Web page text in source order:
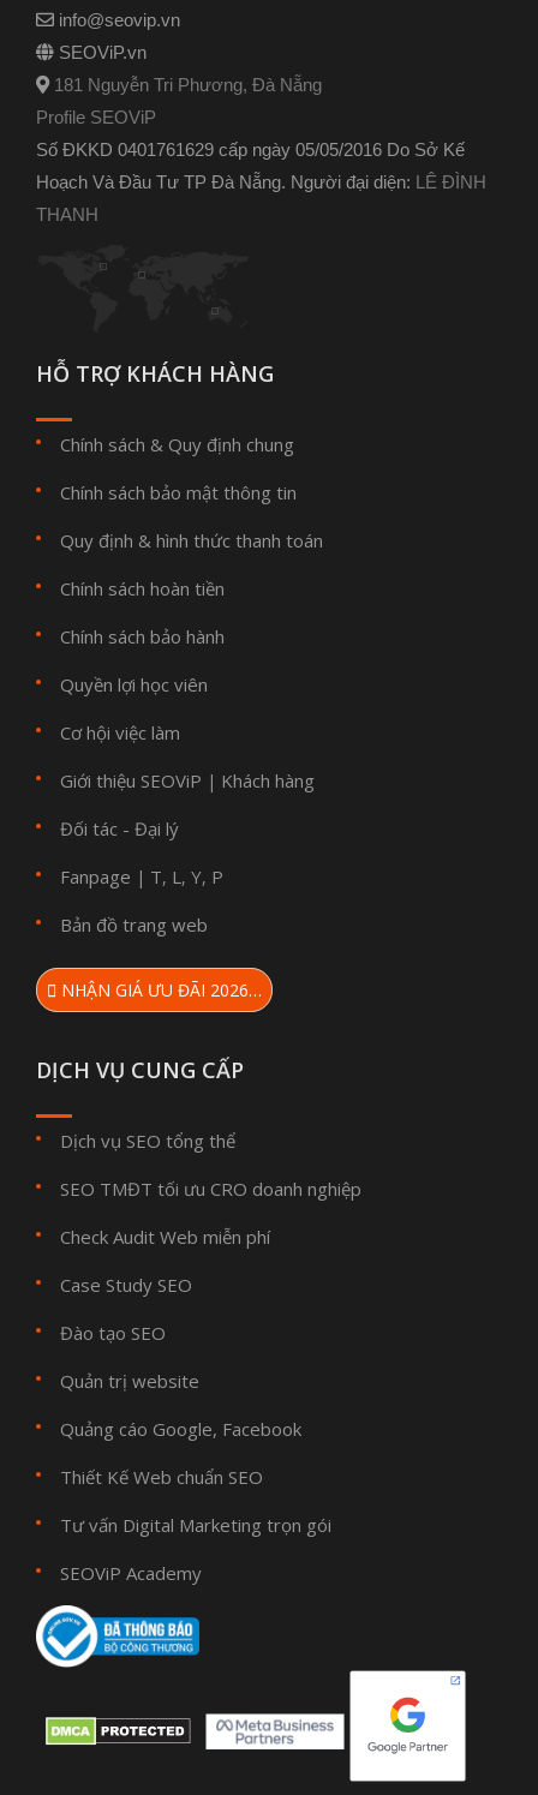
info@seovip.vn
SEOViP.vn
181 Nguyễn Tri Phương, Đà Nẵng
Profile SEOViP
Số ĐKKD 0401761629 cấp ngày 05/05/2016 Do Sở Kế
Hoạch Và Đầu Tư TP Đà Nẵng. Người đại diện: LÊ ĐÌNH
THANH
HỖ TRỢ KHÁCH HÀNG
Chính sách & Quy định chung
Chính sách bảo mật thông tin
Quy định & hình thức thanh toán
Chính sách hoàn tiền
Chính sách bảo hành
Quyền lợi học viên
Cơ hội việc làm
Giới thiệu SEOViP | Khách hàng
Đối tác - Đại lý
Fanpage | T, L, Y, P
Bản đồ trang web
NHẬN GIÁ ƯU ĐÃI 2026…
DỊCH VỤ CUNG CẤP
Dịch vụ SEO tổng thể
SEO TMĐT tối ưu CRO doanh nghiệp
Check Audit Web miễn phí
Case Study SEO
Đào tạo SEO
Quản trị website
Quảng cáo Google, Facebook
Thiết Kế Web chuẩn SEO
Tư vấn Digital Marketing trọn gói
SEOViP Academy